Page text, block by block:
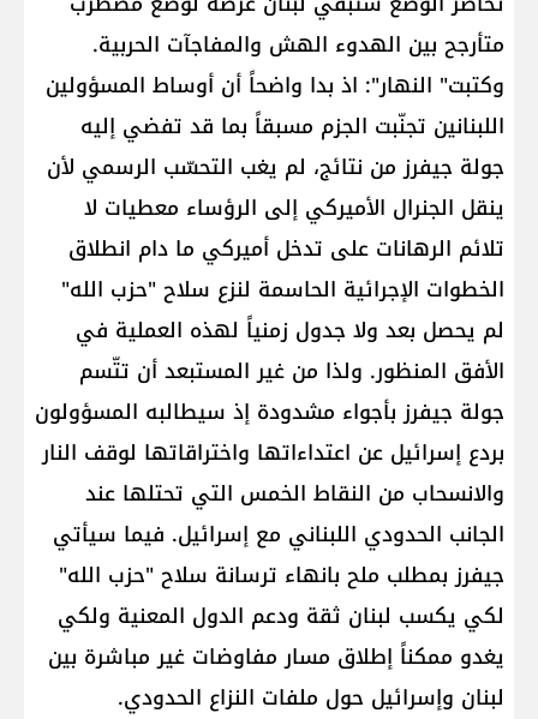
متأرجح بين الهدوء الهش والمفاجآت الحربية.
وكتبت" النهار": اذ بدا واضحاً أن أوساط المسؤولين
اللبنانين تجنّبت الجزم مسبقاً بما قد تفضي إليه
جولة جيفرز من نتائج، لم يغب التحسّب الرسمي لأن
ينقل الجنرال الأميركي إلى الرؤساء معطيات لا
تلائم الرهانات على تدخل أميركي ما دام انطلاق
الخطوات الإجرائية الحاسمة لنزع سلاح "حزب الله"
لم يحصل بعد ولا جدول زمنياً لهذه العملية في
الأفق المنظور. ولذا من غير المستبعد أن تتّسم
جولة جيفرز بأجواء مشدودة إذ سيطالبه المسؤولون
بردع إسرائيل عن اعتداءاتها واختراقاتها لوقف النار
والانسحاب من النقاط الخمس التي تحتلها عند
الجانب الحدودي اللبناني مع إسرائيل. فيما سيأتي
جيفرز بمطلب ملح بانهاء ترسانة سلاح "حزب الله"
لكي يكسب لبنان ثقة ودعم الدول المعنية ولكي
يغدو ممكناً إطلاق مسار مفاوضات غير مباشرة بين
لبنان وإسرائيل حول ملفات النزاع الحدودي.